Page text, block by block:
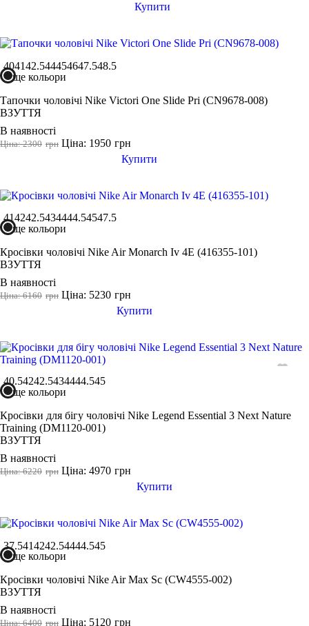
Купити
404142.544454647.548.5
ще кольори
Тапочки чоловічі Nike Victori One Slide Pri (CN9678-008)
ВЗУТТЯ
В наявності
грн
Ціна: 2300 грн
Ціна: 1950
Купити
414242.5434444.54547.5
ще кольори
Кросівки чоловічі Nike Air Monarch Iv 4E (416355-101)
ВЗУТТЯ
В наявності
грн
Ціна: 6160 грн
Ціна: 5230
Купити
40.54242.5434444.545
ще кольори
Кросівки для бігу чоловічі Nike Legend Essential 3 Next Nature
Training (DM1120-001)
ВЗУТТЯ
В наявності
грн
Ціна: 6220 грн
Ціна: 4970
Купити
37.5414242.54444.545
ще кольори
Кросівки чоловічі Nike Air Max Sc (CW4555-002)
ВЗУТТЯ
В наявності
грн
Ціна: 6400 грн
Ціна: 5120